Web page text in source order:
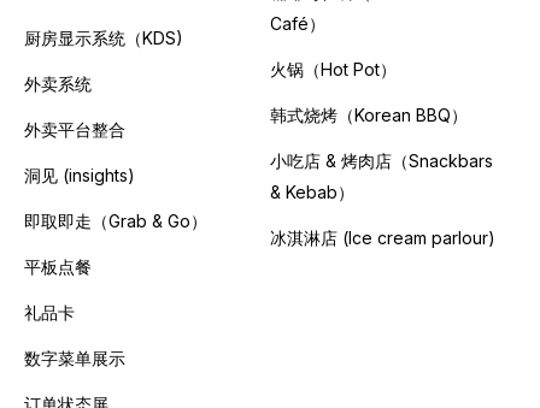
厨房显示系统（KDS)
外卖系统
外卖平台整合
洞见 (insights)
即取即走（Grab & Go）
平板点餐
礼品卡
数字菜单展示
订单状态屏
Café）
火锅（Hot Pot）
韩式烧烤（Korean BBQ）
小吃店 & 烤肉店（Snackbars
& Kebab）
冰淇淋店 (Ice cream parlour)